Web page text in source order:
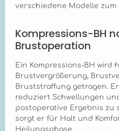
Kompressions-BH
hautfreundlichen
Materialien, die einen
hohen Tragekomfort
gewährleisten und das
Risiko von
Hautirritationen
minimieren. Die
FlexFit™-Technologie
ermöglicht eine
flexible Anpassung an
postoperative
verschiedene Modelle zum
Kompressions-BH
Brustoperation
Ein Kompressions-BH wird
Brustvergrößerung,
Bruststraffung getragen.
reduziert Schwellungen
postoperative Ergebnis zu
sorgt er für Halt und
Heilungsphase.